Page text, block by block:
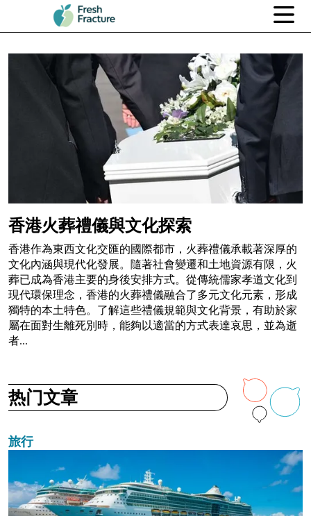
香港火葬禮儀與文化探索
香港作為東西文化交匯的國際都市，火葬禮儀承載著深厚的
文化內涵與現代化發展。隨著社會變遷和土地資源有限，火
葬已成為香港主要的身後安排方式。從傳統儒家孝道文化到
現代環保理念，香港的火葬禮儀融合了多元文化元素，形成
獨特的本土特色。了解這些禮儀規範與文化背景，有助於家
屬在面對生離死別時，能夠以適當的方式表達哀思，並為逝
者...
热门文章
旅行